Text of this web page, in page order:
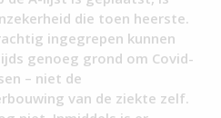
die toen heerste.
ingegrepen kunnen
genoeg grond om Covid-
– niet de
van de ziekte zelf.